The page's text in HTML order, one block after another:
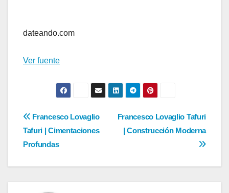
de
entradas
dateando.com
Ver fuente
Navegación
de
entradas
Francesco Lovaglio Tafuri
| Construcción Moderna
Francesco Lovaglio
Tafuri | Cimentaciones
Profundas